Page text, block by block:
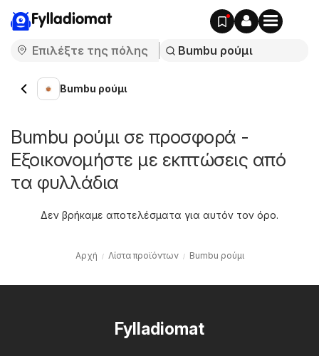
Fylladiomat
Bumbu ρούμι
Bumbu ρούμι σε προσφορά -
Εξοικονομήστε με εκπτώσεις από
τα φυλλάδια
Δεν βρήκαμε αποτελέσματα για αυτόν τον όρο.
Αρχή Λίστα προϊόντων Bumbu ρούμι
Fylladiomat